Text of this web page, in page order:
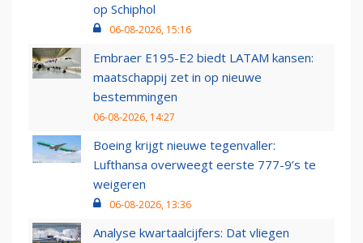
op Schiphol
06-08-2026, 15:16
Embraer E195-E2 biedt LATAM kansen:
maatschappij zet in op nieuwe
bestemmingen
06-08-2026, 14:27
Boeing krijgt nieuwe tegenvaller:
Lufthansa overweegt eerste 777-9’s te
weigeren
06-08-2026, 13:36
Analyse kwartaalcijfers: Dat vliegen